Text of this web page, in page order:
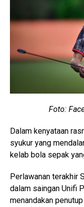
Foto:
Dalam kenyataan
syukur yang
kelab bola sepak
Perlawanan terakhir
dalam saingan Unifi
menandakan